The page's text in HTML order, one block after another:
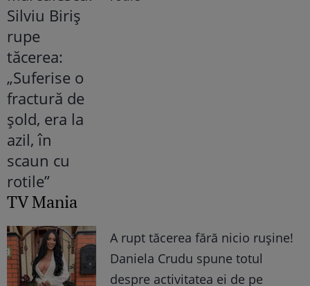
TV Mania
A rupt tăcerea fără nicio rușine!
Daniela Crudu spune totul
despre activitatea ei de pe